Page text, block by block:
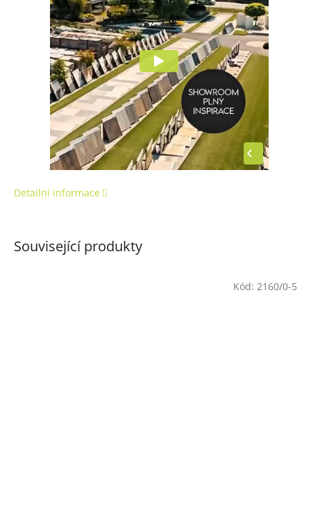
Detailní informace
Související produkty
Kód: 2160/0-5